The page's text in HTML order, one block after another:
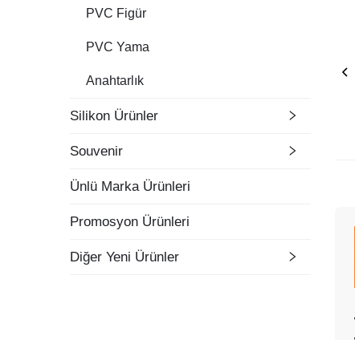
PVC Figür
PVC Yama
Anahtarlık
Silikon Ürünler
Souvenir
Ünlü Marka Ürünleri
Promosyon Ürünleri
Diğer Yeni Ürünler